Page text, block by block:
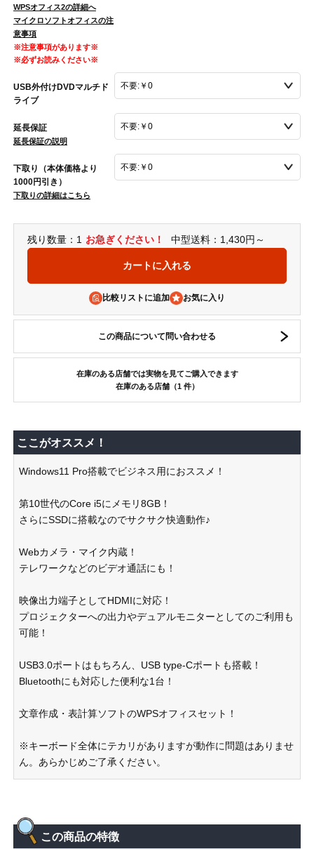
WPSオフィス2の詳細へ
マイクロソフトオフィスの注
意事項
※注意事項があります※
※必ずお読みください※
USB外付けDVDマルチド
ライブ
延長保証
延長保証の説明
下取り（本体価格より
1000円引き）
下取りの詳細はこちら
残り数量：1 お急ぎください！ 中型送料：1,430円～
比較リストに追加
この商品について問い合わせる
在庫のある店舗では実物を見てご購入できます
在庫のある店舗（1 件）
ここがオススメ！
Windows11 Pro搭載でビジネス用におススメ！
第10世代のCore i5にメモリ8GB！
さらにSSDに搭載なのでサクサク快適動作♪
Webカメラ・マイク内蔵！
テレワークなどのビデオ通話にも！
映像出力端子としてHDMIに対応！
プロジェクターへの出力やデュアルモニターとしてのご利用も
可能！
USB3.0ポートはもちろん、USB type-Cポートも搭載！
Bluetoothにも対応した便利な1台！
文章作成・表計算ソフトのWPSオフィスセット！
※キーボード全体にテカリがありますが動作に問題はありませ
ん。あらかじめご了承ください。
この商品の特徴